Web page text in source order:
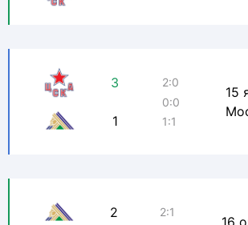
3
1
2:0
0:0
1:1
15
2
2:1
16